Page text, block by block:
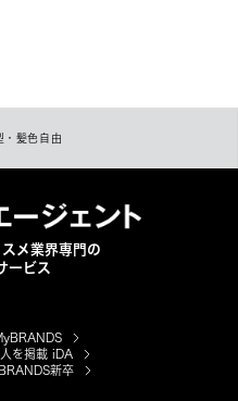
・髪色自由
メ業界専門の
ービス
を掲載 iDA
新卒